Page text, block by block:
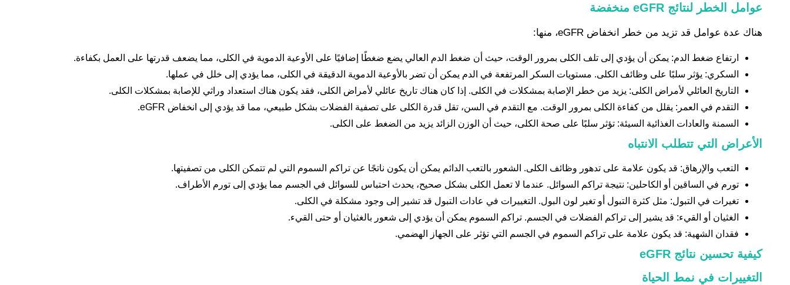
عوامل الخطر لنتائج eGFR منخفضة
هناك عدة عوامل قد تزيد من خطر انخفاض eGFR، منها:
ارتفاع ضغط الدم: يمكن أن يؤدي إلى تلف الكلى بمرور الوقت، حيث أن ضغط الدم العالي يضع ضغطًا إضافيًا على الأوعية الدموية في الكلى، مما يضعف قدرتها على العمل بكفاءة.
السكري: يؤثر سلبًا على وظائف الكلى. مستويات السكر المرتفعة في الدم يمكن أن تضر بالأوعية الدموية الدقيقة في الكلى، مما يؤدي إلى خلل في عملها.
التاريخ العائلي لأمراض الكلى: يزيد من خطر الإصابة بمشكلات في الكلى. إذا كان هناك تاريخ عائلي لأمراض الكلى، فقد يكون هناك استعداد وراثي للإصابة بمشكلات الكلى.
التقدم في العمر: يقلل من كفاءة الكلى بمرور الوقت. مع التقدم في السن، تقل قدرة الكلى على تصفية الفضلات بشكل طبيعي، مما قد يؤدي إلى انخفاض eGFR.
السمنة والعادات الغذائية السيئة: تؤثر سلبًا على صحة الكلى، حيث أن الوزن الزائد يزيد من الضغط على الكلى.
الأعراض التي تتطلب الانتباه
التعب والإرهاق: قد يكون علامة على تدهور وظائف الكلى. الشعور بالتعب الدائم يمكن أن يكون ناتجًا عن تراكم السموم التي لم تتمكن الكلى من تصفيتها.
تورم في الساقين أو الكاحلين: نتيجة تراكم السوائل. عندما لا تعمل الكلى بشكل صحيح، يحدث احتباس للسوائل في الجسم مما يؤدي إلى تورم الأطراف.
تغيرات في التبول: مثل كثرة التبول أو تغير لون البول. التغييرات في عادات التبول قد تشير إلى وجود مشكلة في الكلى.
الغثيان أو القيء: قد يشير إلى تراكم الفضلات في الجسم. تراكم السموم يمكن أن يؤدي إلى شعور بالغثيان أو حتى القيء.
فقدان الشهية: قد يكون علامة على تراكم السموم في الجسم التي تؤثر على الجهاز الهضمي.
كيفية تحسين نتائج eGFR
التغييرات في نمط الحياة